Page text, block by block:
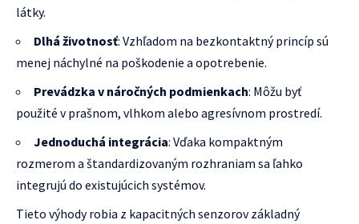
látky.
Dlhá životnosť: Vzhľadom na bezkontaktný princíp sú
menej náchylné na poškodenie a opotrebenie.
Prevádzka v náročných podmienkach: Môžu byť
použité v prašnom, vlhkom alebo agresívnom prostredí.
Jednoduchá integrácia: Vďaka kompaktným
rozmerom a štandardizovaným rozhraniam sa ľahko
integrujú do existujúcich systémov.
Tieto výhody robia z kapacitných senzorov základný